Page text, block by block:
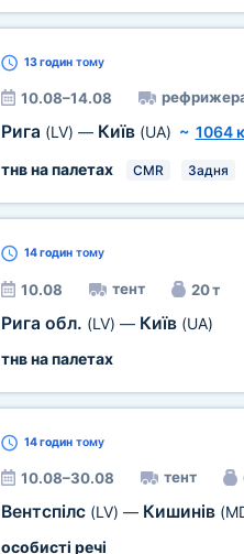
13 годинтому
10.08–14.08
Рига (LV) — Київ (UA) ~ 1064
тнв на палетах
CMR Задня
14 годинтому
10.08 тент 20 т
Рига обл. (LV) — Київ (UA)
тнв на палетах
14 годинтому
10.08–30.08 тент
Вентспілс (LV) — Кишинів
особисті речі